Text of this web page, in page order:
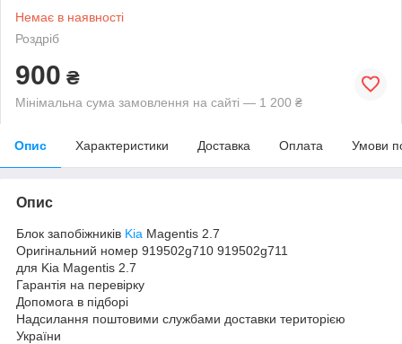
Немає в наявності
Роздріб
900 ₴
Мінімальна сума замовлення на сайті — 1 200 ₴
Опис Характеристики Доставка Оплата Умови
Опис
Блок запобіжників Kia Magentis 2.7
Оригінальний номер 919502g710 919502g711
для Kia Magentis 2.7
Гарантія на перевірку
Допомога в підборі
Надсилання поштовими службами доставки територією
України